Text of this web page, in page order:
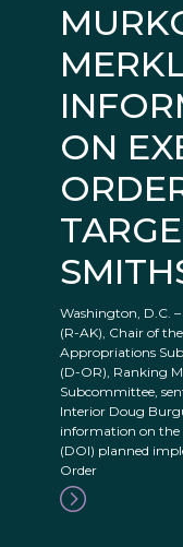
ON
Washington, D.C.
(R-AK), Chair of
Appropriations
(D-OR), Ranking
Subcommittee,
Interior Doug
information on the
(DOI) planned
Order